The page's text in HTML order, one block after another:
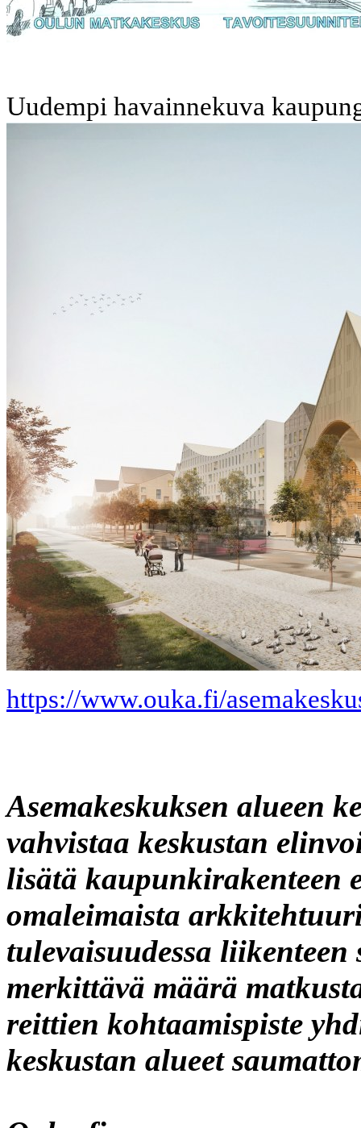
Uudempi havainnekuva
https://www.ouka.fi/
Asemakeskuksen alueen
vahvistaa keskustan
lisätä kaupunkirakenteen
omaleimaista
tulevaisuudessa
merkittävä määrä
reittien kohtaamispiste
keskustan alueet